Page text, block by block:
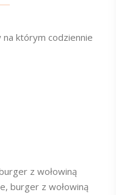
którym codziennie
z wołowiną
burger z wołowiną